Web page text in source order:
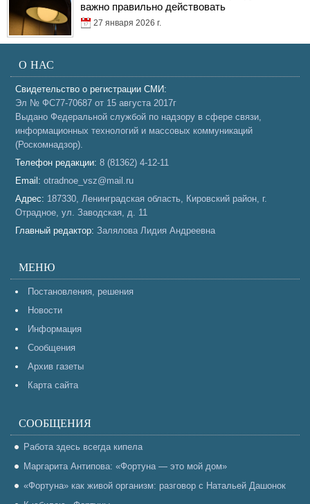
важно правильно действовать
27 января 2026 г.
О НАС
Свидетельство о регистрации СМИ:
Эл № ФС77-70687 от 15 августа 2017г
Выдано Федеральной службой по надзору в сфере связи,
информационных технологий и массовых коммуникаций
(Роскомнадзор).
Телефон редакции: 8 (81362) 4-12-11
Email: otradnoe_vsz@mail.ru
Адрес: 187330, Ленинградская область, Кировский район, г.
Отрадное, ул. Заводская, д. 11
Главный редактор: Залялова Лидия Андреевна
МЕНЮ
Постановления, решения
Новости
Информация
Сообщения
Архив газеты
Карта сайта
СООБЩЕНИЯ
Работа здесь всегда кипела
Маргарита Антипова: «Фортуна — это мой дом»
«Фортуна» как живой организм: разговор с Натальей Дашонок